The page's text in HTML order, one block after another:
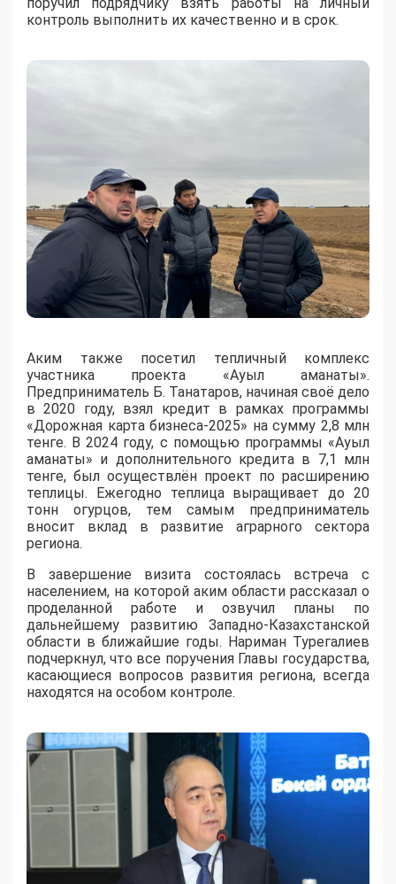
контроль выполнить их качественно и в срок.
Аким также посетил тепличный комплекс
участника проекта «Ауыл аманаты».
Предприниматель Б. Танатаров, начиная своё дело
в 2020 году, взял кредит в рамках программы
«Дорожная карта бизнеса-2025» на сумму 2,8 млн
тенге. В 2024 году, с помощью программы «Ауыл
аманаты» и дополнительного кредита в 7,1 млн
тенге, был осуществлён проект по расширению
теплицы. Ежегодно теплица выращивает до 20
тонн огурцов, тем самым предприниматель
вносит вклад в развитие аграрного сектора
региона.
В завершение визита состоялась встреча с
населением, на которой аким области рассказал о
проделанной работе и озвучил планы по
дальнейшему развитию Западно-Казахстанской
области в ближайшие годы. Нариман Турегалиев
подчеркнул, что все поручения Главы государства,
касающиеся вопросов развития региона, всегда
находятся на особом контроле.